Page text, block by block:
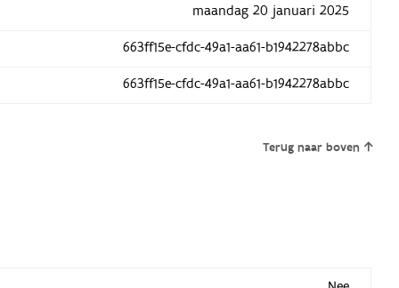
maandag 20 januari 2025
663ff15e-cfdc-49a1-aa61-b1942278abbc
663ff15e-cfdc-49a1-aa61-b1942278abbc
Terug naar boven